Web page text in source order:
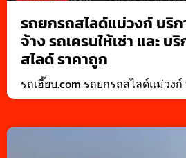
รถยกรถสไลด์แม่วงก์ บริก
จ้าง รถเครนให้เช่า และ บ
สไลด์ ราคาถูก
รถเฮี๊ยบ.com รถยกรถสไลด์แม่วง